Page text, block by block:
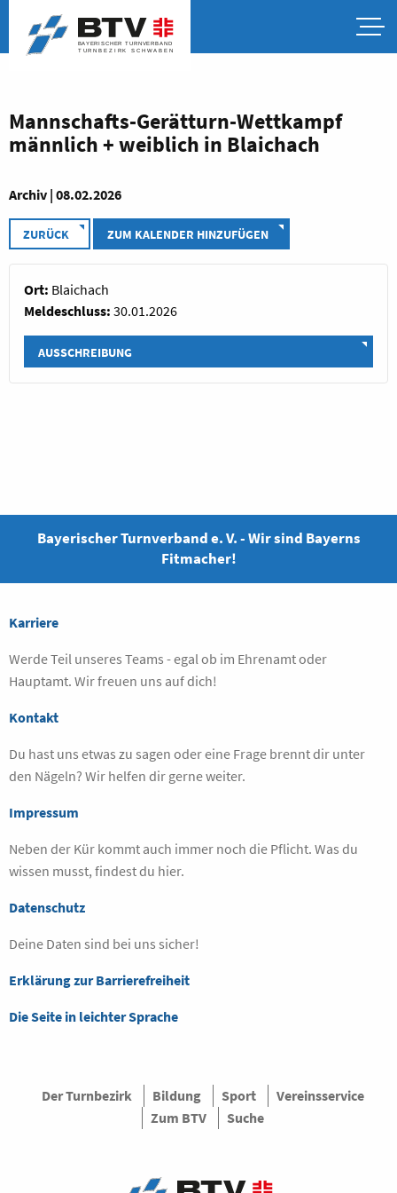
Mannschafts-Gerätturn-Wettkampf
männlich + weiblich in Blaichach
Archiv | 08.02.2026
ZURÜCK ZUM KALENDER HINZUFÜGEN
Ort: Blaichach
Meldeschluss: 30.01.2026
AUSSCHREIBUNG
Bayerischer Turnverband e. V. - Wir sind Bayerns
Fitmacher!
Karriere
Werde Teil unseres Teams - egal ob im Ehrenamt oder
Hauptamt. Wir freuen uns auf dich!
Kontakt
Du hast uns etwas zu sagen oder eine Frage brennt dir unter
den Nägeln? Wir helfen dir gerne weiter.
Impressum
Neben der Kür kommt auch immer noch die Pflicht. Was du
wissen musst, findest du hier.
Datenschutz
Deine Daten sind bei uns sicher!
Erklärung zur Barrierefreiheit
Die Seite in leichter Sprache
Der Turnbezirk Bildung Sport
Vereinsservice
Zum BTV
Suche